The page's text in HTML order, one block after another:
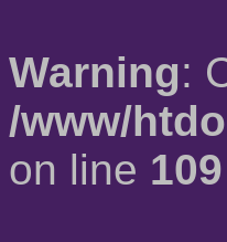
Warning:
/www/
on line 109